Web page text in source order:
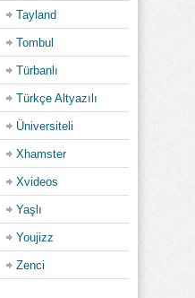
Tayland
Tombul
Türbanlı
Türkçe Altyazılı
Üniversiteli
Xhamster
Xvideos
Yaşlı
Youjizz
Zenci